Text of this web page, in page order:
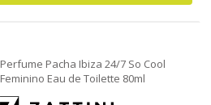
Perfume Pacha Ibiza 24/7 So Cool
Feminino Eau de Toilette 80ml